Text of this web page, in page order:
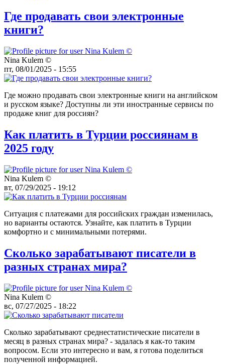
Где продавать свои электронные
книги?
Nina Kulem ©️
пт, 08/01/2025 - 15:55
Где можно продавать свои электронные книги на английском
и русском языке? Доступны ли эти иностранные сервисы по
продаже книг для россиян?
Как платить в Турции россиянам в
2025 году
Nina Kulem ©️
вт, 07/29/2025 - 19:12
Ситуация с платежами для российских граждан изменилась,
но варианты остаются. Узнайте, как платить в Турции
комфортно и с минимальными потерями.
Сколько зарабатывают писатели в
разных странах мира?
Nina Kulem ©️
вс, 07/27/2025 - 18:22
Сколько зарабатывают среднестатистические писатели в
месяц в разных странах мира? - задалась я как-то таким
вопросом. Если это интересно и вам, я готова поделиться
полученной информацией.